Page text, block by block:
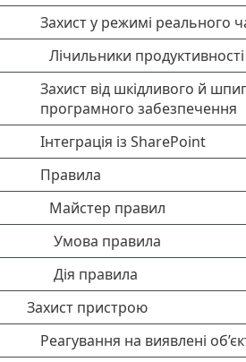
Захист у режимі реального
Лічильники продуктивності
Захист від шкідливого й
програмного забезпечення
Інтеграція із SharePoint
Правила
Майстер правил
Умова правила
Дія правила
Захист пристрою
Реагування на виявлені